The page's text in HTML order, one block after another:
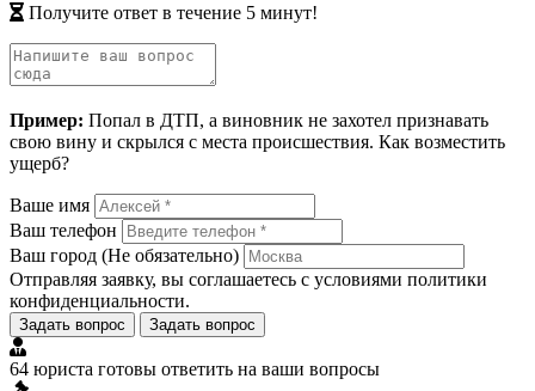
Получите ответ в течение 5 минут!
Пример: Попал в ДТП, а виновник не захотел признавать
свою вину и скрылся с места происшествия. Как возместить
ущерб?
Ваше имя
Ваш телефон
Ваш город (Не обязательно)
Отправляя заявку, вы соглашаетесь с условиями политики
конфиденциальности.
Задать вопрос Задать вопрос
64 юриста готовы ответить на ваши вопросы